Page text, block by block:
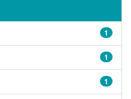
1
1
1